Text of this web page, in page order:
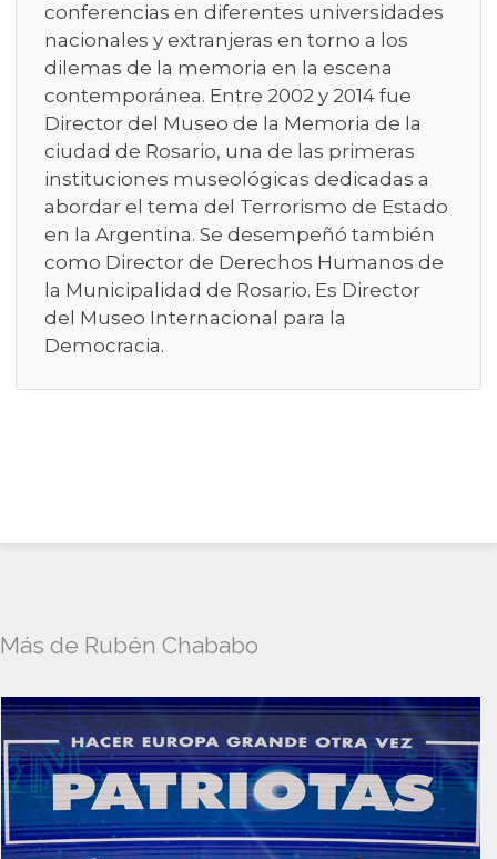
conferencias en diferentes universidades
nacionales y extranjeras en torno a los
dilemas de la memoria en la escena
contemporánea. Entre 2002 y 2014 fue
Director del Museo de la Memoria de la
ciudad de Rosario, una de las primeras
instituciones museológicas dedicadas a
abordar el tema del Terrorismo de Estado
en la Argentina. Se desempeñó también
como Director de Derechos Humanos de
la Municipalidad de Rosario. Es Director
del Museo Internacional para la
Democracia.
Más de Rubén Chababo